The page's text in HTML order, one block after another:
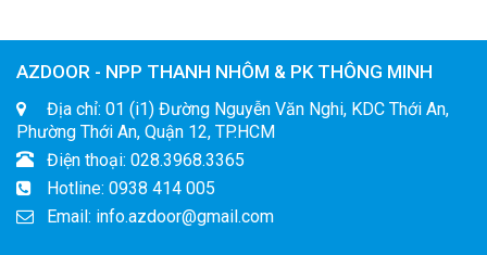
AZDOOR - NPP THANH NHÔM & PK THÔNG MINH
Địa chỉ: 01 (i1) Đường Nguyễn Văn Nghi, KDC Thới An,
Phường Thới An, Quận 12, TP.HCM
Điện thoại: 028.3968.3365
Hotline: 0938 414 005
Email: info.azdoor@gmail.com